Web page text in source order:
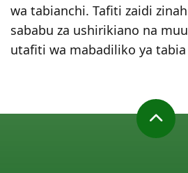
wa tabianchi. Tafiti zaidi
sababu za ushirikiano na
utafiti wa mabadiliko ya